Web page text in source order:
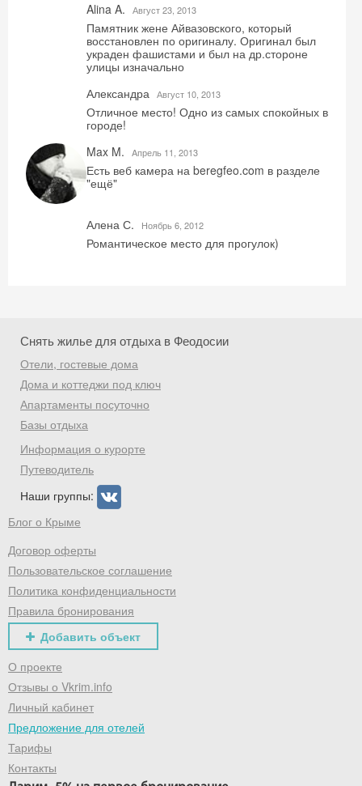
Alina A. Август 23, 2013
Памятник жене Айвазовского, который
восстановлен по оригиналу. Оригинал был
украден фашистами и был на др.стороне
улицы изначально
Александра Август 10, 2013
Отличное место! Одно из самых спокойных в
городе!
Max M.
Aпрель 11, 2013
Есть веб камера на beregfeo.com в разделе
"ещё"
Алена С. Ноябрь 6, 2012
Романтическое место для прогулок)
Снять жилье для отдыха в Феодосии
Отели, гостевые дома
Дома и коттеджи под ключ
Апартаменты посуточно
Базы отдыха
Информация о курорте
Путеводитель
Наши группы:
Блог о Крыме
Договор оферты
Пользовательское соглашение
Политика конфиденциальности
Правила бронирования
Добавить объект
О проекте
Отзывы о Vkrim.info
Личный кабинет
Предложение для отелей
Тарифы
Контакты
Скидка −5%
Хочешь дешевле? Оставь почту и получи
промокод на первое бронирование!
Получить промокод